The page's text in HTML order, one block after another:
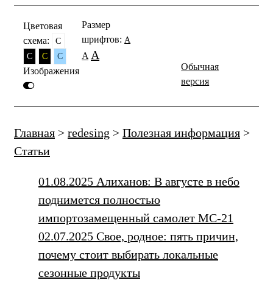
Цветовая
схема:
C
C
C C
Размер
шрифтов: A
A A
Изображения
Обычная
версия
Главная > redesing > Полезная информация >
Статьи
01.08.2025 Алиханов: В августе в небо
поднимется полностью
импортозамещенный самолет МС-21
02.07.2025 Свое, родное: пять причин,
почему стоит выбирать локальные
сезонные продукты